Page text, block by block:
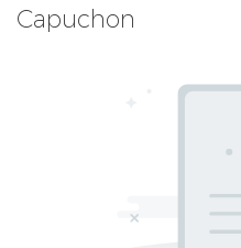
Capuchon